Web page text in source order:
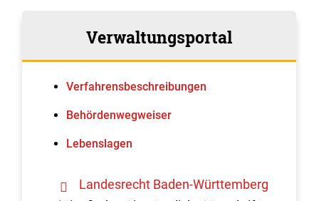
Verwaltungsportal
Verfahrens­beschreibungen
Behördenwegweiser
Lebenslagen
Landesrecht Baden-Württemberg